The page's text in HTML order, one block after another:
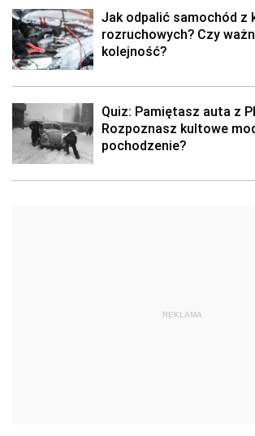
Jak odpalić samochód z
rozruchowych? Czy
kolejność?
Quiz: Pamiętasz auta z
Rozpoznasz kultowe
pochodzenie?
REKLAMA